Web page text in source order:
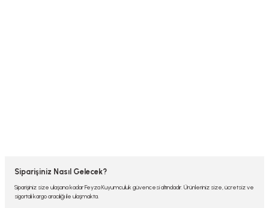
Siparişiniz Nasıl Gelecek?
Siparişiniz size ulaşana kadar Feyza Kuyumculuk güvencesi altındadır. Ürünleriniz size, ücretsiz ve
sigortalı kargo aracılığı ile ulaşmakta.